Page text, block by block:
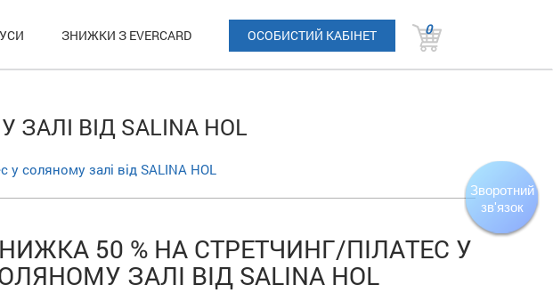
ЗНИЖКИ З EVERCARD ОСОБИСТИЙ КАБІНЕТ 0
ВІД SALINA HOL
у соляному залі від SALINA HOL
50 % НА СТРЕТЧИНГ/ПІЛАТЕС У
ЗАЛІ ВІД SALINA HOL